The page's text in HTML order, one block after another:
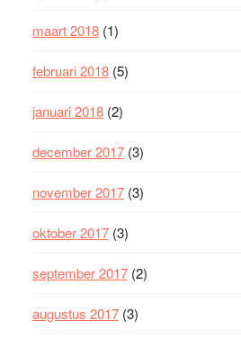
maart 2018(1)
februari 2018(5)
januari 2018(2)
december 2017(3)
november 2017(3)
oktober 2017(3)
september 2017(2)
augustus 2017(3)